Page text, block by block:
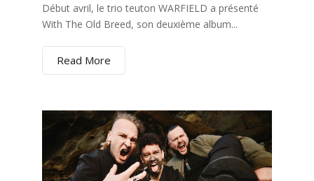
Début avril, le trio teuton WARFIELD a présenté
With The Old Breed, son deuxième album...
Read More